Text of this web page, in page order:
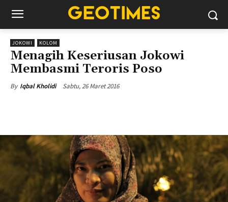
JOKOWI KOLOM
Menagih Keseriusan Jokowi
Membasmi Teroris Poso
By Iqbal Kholidi Sabtu, 26 Maret 2016